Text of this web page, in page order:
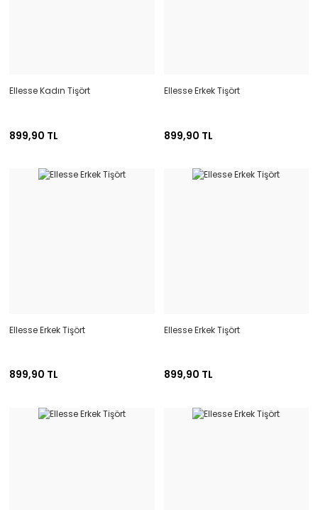
Ellesse Kadın Tişört
899,90 TL
Ellesse Erkek Tişört
899,90 TL
Ellesse Erkek Tişört
899,90 TL
Ellesse Erkek Tişört
899,90 TL